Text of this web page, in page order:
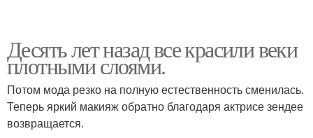
Десять лет назад все красили веки
плотными слоями.
Потом мода резко на полную естественность сменилась.
Теперь яркий макияж обратно благодаря актрисе зендее
возвращается.